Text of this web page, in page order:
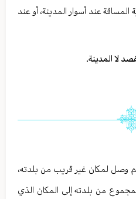
عند أسوار المدينة، أو عند
لا المدينة.
وصل لمكان غير قريب من بلدته،
من بلدته إلى المكان الذي